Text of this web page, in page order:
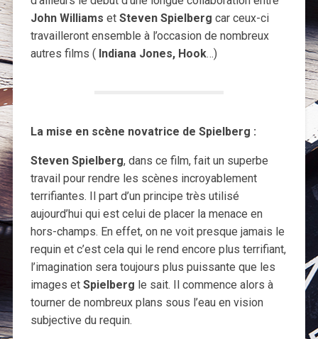
John Williams etSteven Spielberg car ceux-ci
travailleront ensemble à l’occasion de nombreux
autres films ( Indiana Jones, Hook…)
La mise en scène novatrice de Spielberg :
Steven Spielberg, dans ce film, fait un superbe
travail pour rendre les scènes incroyablement
terrifiantes. Il part d’un principe très utilisé
aujourd’hui qui est celui de placer la menace en
hors-champs. En effet, on ne voit presque jamais le
requin et c’est cela qui le rend encore plus terrifiant,
l’imagination sera toujours plus puissante que les
images et Spielberg le sait. Il commence alors à
tourner de nombreux plans sous l’eau en vision
subjective du requin.